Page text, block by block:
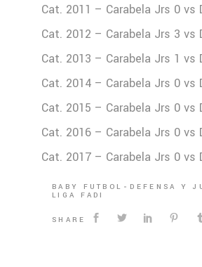
Cat. 2011 – Carabela Jrs 0 vs
Cat. 2012 – Carabela Jrs 3 vs
Cat. 2013 – Carabela Jrs 1 vs
Cat. 2014 – Carabela Jrs 0 vs
Cat. 2015 – Carabela Jrs 0 vs
Cat. 2016 – Carabela Jrs 0 vs
Cat. 2017 – Carabela Jrs 0 vs
BABY FUTBOL
DEFENSA Y
LIGA FADI
SHARE